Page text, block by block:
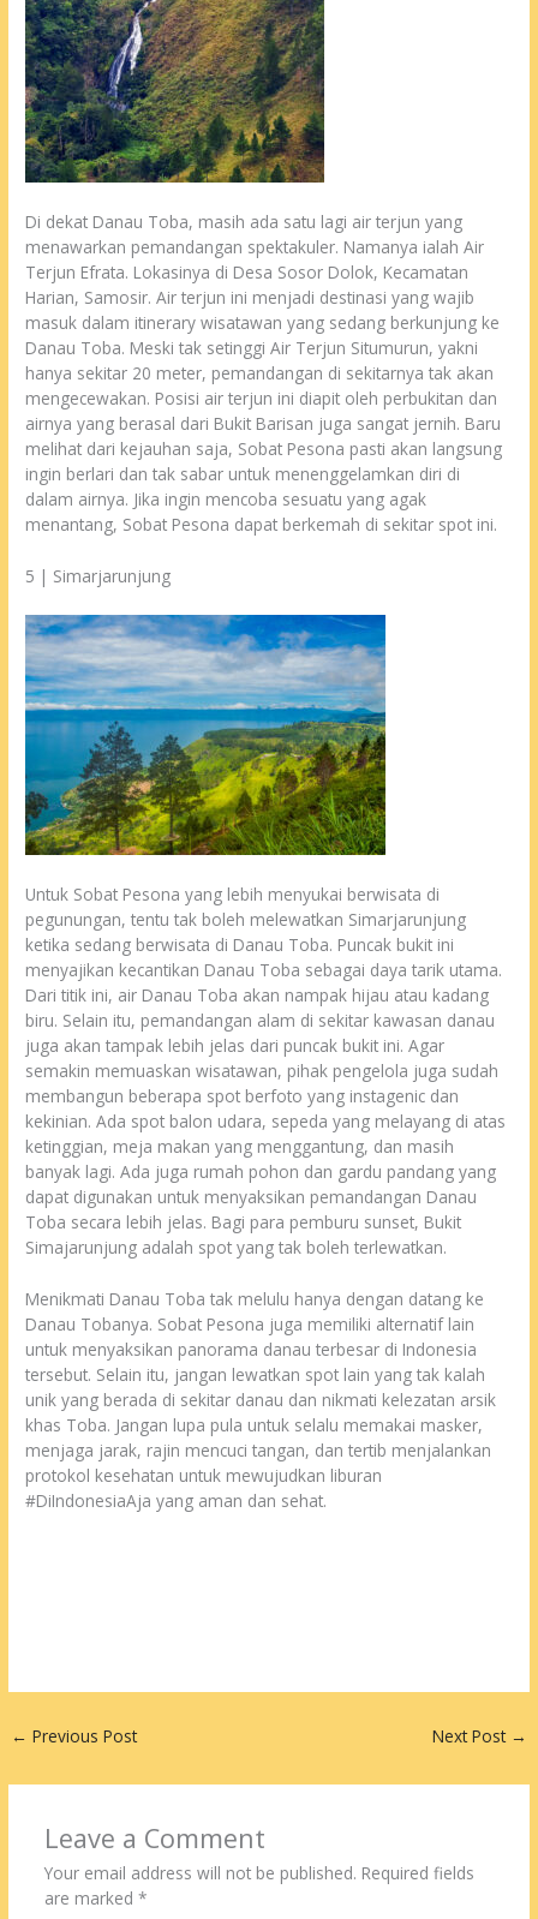
Di dekat Danau Toba, masih ada satu lagi air terjun yang
menawarkan pemandangan spektakuler. Namanya ialah Air
Terjun Efrata. Lokasinya di Desa Sosor Dolok, Kecamatan
Harian, Samosir. Air terjun ini menjadi destinasi yang wajib
masuk dalam itinerary wisatawan yang sedang berkunjung ke
Danau Toba. Meski tak setinggi Air Terjun Situmurun, yakni
hanya sekitar 20 meter, pemandangan di sekitarnya tak akan
mengecewakan. Posisi air terjun ini diapit oleh perbukitan dan
airnya yang berasal dari Bukit Barisan juga sangat jernih. Baru
melihat dari kejauhan saja, Sobat Pesona pasti akan langsung
ingin berlari dan tak sabar untuk menenggelamkan diri di
dalam airnya. Jika ingin mencoba sesuatu yang agak
menantang, Sobat Pesona dapat berkemah di sekitar spot ini.
5 | Simarjarunjung
Untuk Sobat Pesona yang lebih menyukai berwisata di
pegunungan, tentu tak boleh melewatkan Simarjarunjung
ketika sedang berwisata di Danau Toba. Puncak bukit ini
menyajikan kecantikan Danau Toba sebagai daya tarik utama.
Dari titik ini, air Danau Toba akan nampak hijau atau kadang
biru. Selain itu, pemandangan alam di sekitar kawasan danau
juga akan tampak lebih jelas dari puncak bukit ini. Agar
semakin memuaskan wisatawan, pihak pengelola juga sudah
membangun beberapa spot berfoto yang instagenic dan
kekinian. Ada spot balon udara, sepeda yang melayang di atas
ketinggian, meja makan yang menggantung, dan masih
banyak lagi. Ada juga rumah pohon dan gardu pandang yang
dapat digunakan untuk menyaksikan pemandangan Danau
Toba secara lebih jelas. Bagi para pemburu sunset, Bukit
Simajarunjung adalah spot yang tak boleh terlewatkan.
Menikmati Danau Toba tak melulu hanya dengan datang ke
Danau Tobanya. Sobat Pesona juga memiliki alternatif lain
untuk menyaksikan panorama danau terbesar di Indonesia
tersebut. Selain itu, jangan lewatkan spot lain yang tak kalah
unik yang berada di sekitar danau dan nikmati kelezatan arsik
khas Toba. Jangan lupa pula untuk selalu memakai masker,
menjaga jarak, rajin mencuci tangan, dan tertib menjalankan
protokol kesehatan untuk mewujudkan liburan
#DiIndonesiaAja yang aman dan sehat.
← Previous Post Next Post →
Leave a Comment
Your email address will not be published. Required fields
are marked *